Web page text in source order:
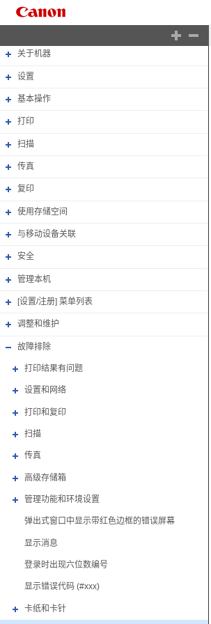
关于机器
设置
基本操作
打印
扫描
传真
复印
使用存储空间
与移动设备关联
安全
管理本机
[设置/注册] 菜单列表
调整和维护
故障排除
打印结果有问题
设置和网络
打印和复印
扫描
传真
高级存储箱
管理功能和环境设置
弹出式窗口中显示带红色边框的错误屏幕
显示消息
登录时出现六位数编号
显示错误代码 (#xxx)
卡纸和卡针